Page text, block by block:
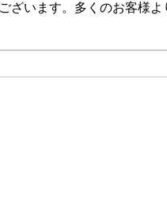
ざいます。多くのお客様